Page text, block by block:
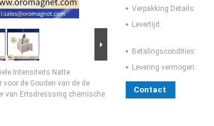
Intensiteits Natte
voor de Gouden van de de
van Ertsdresssing chemische
Verpakking Details:
Levertijd:
Betalingscondities:
Levering vermogen:
Contact